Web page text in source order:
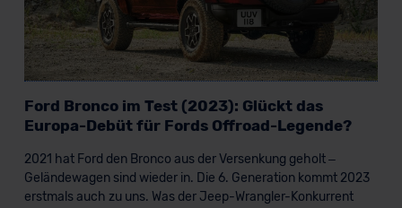
Ford Bronco im Test (2023): Glückt das
Europa-Debüt für Fords Offroad-Legende?
2021 hat Ford den Bronco aus der Versenkung geholt –
Geländewagen sind wieder in. Die 6. Generation kommt 2023
erstmals auch zu uns. Was der Jeep-Wrangler-Konkurrent